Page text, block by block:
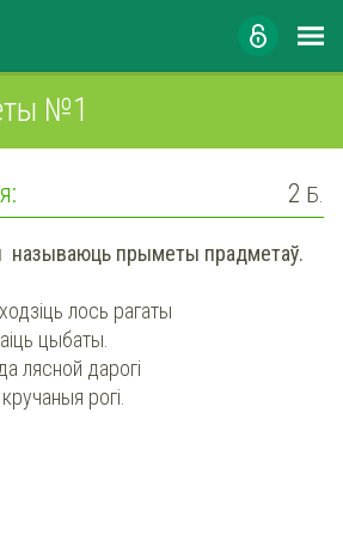
№1
2 Б.
называюць прыметы прадметаў.
лось рагаты
цыбаты.
лясной дарогі
pогі.